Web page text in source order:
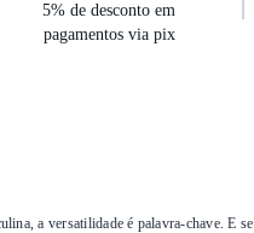
5% de desconto em
pagamentos via pix
a versatilidade é palavra-chave. E